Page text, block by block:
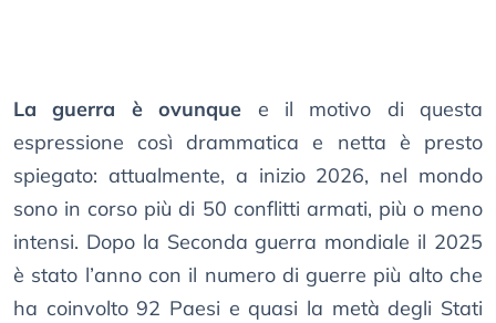
La guerra è ovunque e il motivo di questa
espressione così drammatica e netta è presto
spiegato: attualmente, a inizio 2026, nel mondo
sono in corso più di 50 conflitti armati, più o meno
intensi. Dopo la Seconda guerra mondiale il 2025
è stato l’anno con il numero di guerre più alto che
ha coinvolto 92 Paesi e quasi la metà degli Stati